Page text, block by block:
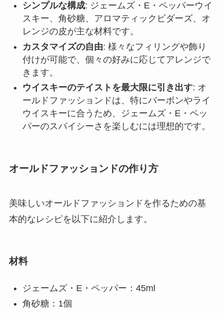
シンプルな構成: ジェームズ・E・ペッパーウイ
スキー、角砂糖、アロマティックビダーズ、オ
レンジの皮が主な材料です。
カスタマイズの自由: 様々なフィリングや飾り
付けが可能で、個々の好みに応じてアレンジで
きます。
ウイスキーのテイストを最大限に引き出す: オ
ールドファッションドは、特にバーボンやライ
ウイスキーに合うため、ジェームズ・E・ペッ
パーのスパイシーさを楽しむには理想的です。
オールドファッションドの作り方
美味しいオールドファッションドを作るための基
本的なレシピを以下に紹介します。
材料
ジェームズ・E・ペッパー：45ml
角砂糖：1個